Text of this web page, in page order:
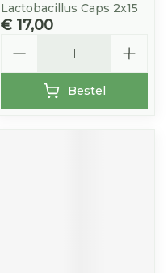
Lactobacillus Caps 2x15
€ 17,00
Bestel